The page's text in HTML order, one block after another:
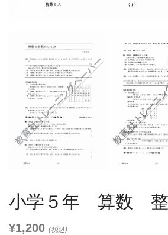
小学５年 算数 整
¥1,200 (税込)